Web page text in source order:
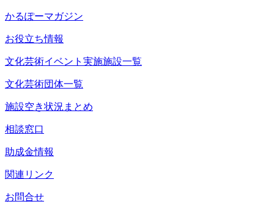
かるぽーマガジン
お役立ち情報
文化芸術イベント実施施設一覧
文化芸術団体一覧
施設空き状況まとめ
相談窓口
助成金情報
関連リンク
お問合せ